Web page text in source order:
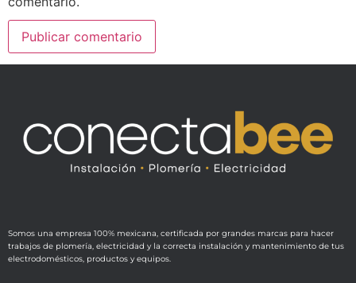
Somos una empresa 100% mexicana, certificada por grandes marcas para hacer
trabajos de plomería, electricidad y la correcta instalación y mantenimiento de tus
electrodomésticos, productos y equipos.